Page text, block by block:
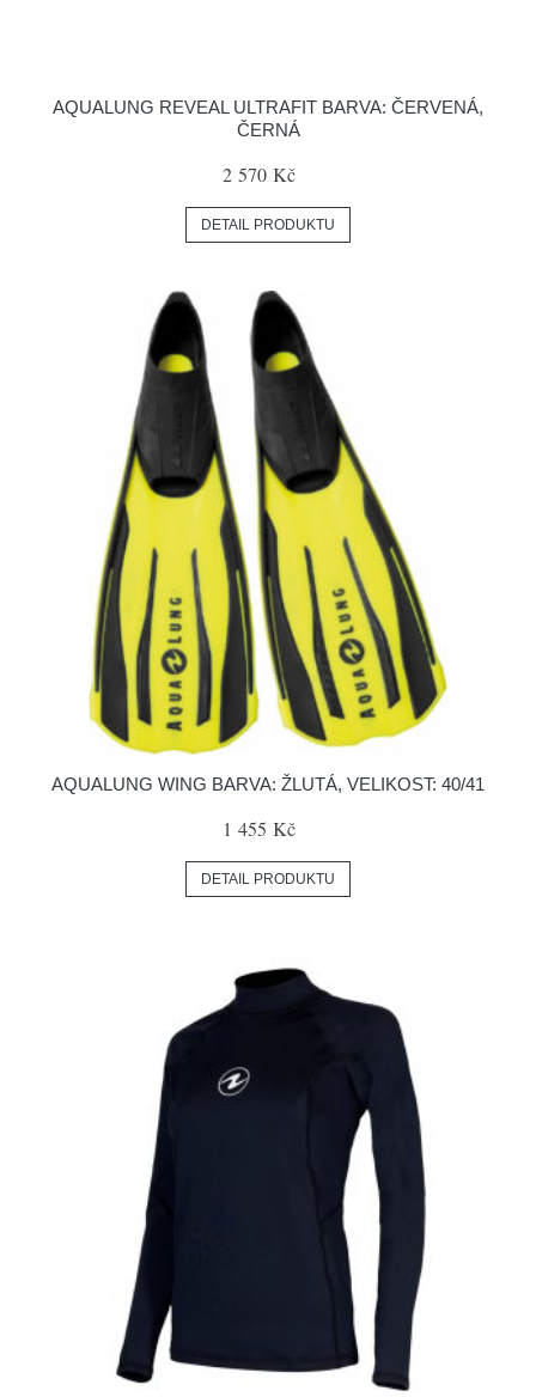
AQUALUNG REVEAL ULTRAFIT BARVA: ČERVENÁ,
ČERNÁ
2 570 Kč
DETAIL PRODUKTU
AQUALUNG WING BARVA: ŽLUTÁ, VELIKOST: 40/41
1 455 Kč
DETAIL PRODUKTU